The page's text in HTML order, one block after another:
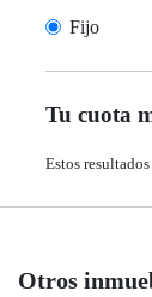
Fijo
Tu cuota
Estos
Otros